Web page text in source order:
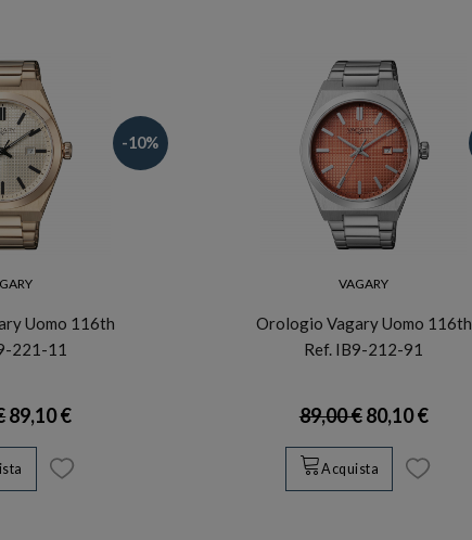
-10%
Uomo 116th
221-11
89,10 €
VAGARY
Orologio Vagary Uomo 116th
Ref. IB9-212-91
89,00 €80,10 €
Acquista